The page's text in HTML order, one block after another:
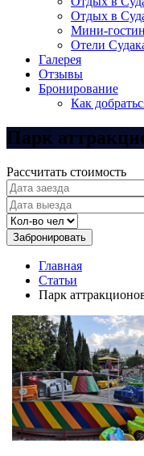
Отдых в
Мини-
Отели
Галерея
Отзывы
Бронирование
Как
Парк
Рассчитать стоимость
Забронировать
Главная
Статьи
Парк